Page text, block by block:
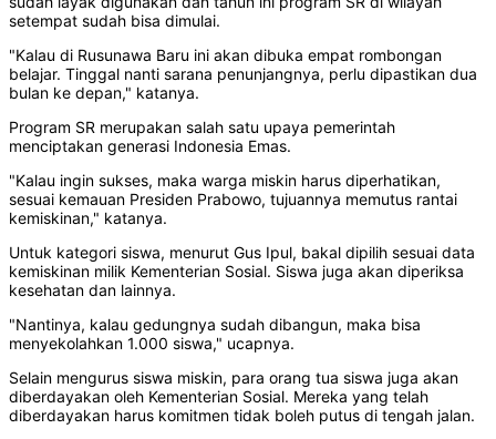
setempat sudah bisa dimulai.
"Kalau di Rusunawa Baru ini akan dibuka empat rombongan
belajar. Tinggal nanti sarana penunjangnya, perlu dipastikan dua
bulan ke depan," katanya.
Program SR merupakan salah satu upaya pemerintah
menciptakan generasi Indonesia Emas.
"Kalau ingin sukses, maka warga miskin harus diperhatikan,
sesuai kemauan Presiden Prabowo, tujuannya memutus rantai
kemiskinan," katanya.
Untuk kategori siswa, menurut Gus Ipul, bakal dipilih sesuai data
kemiskinan milik Kementerian Sosial. Siswa juga akan diperiksa
kesehatan dan lainnya.
"Nantinya, kalau gedungnya sudah dibangun, maka bisa
menyekolahkan 1.000 siswa," ucapnya.
Selain mengurus siswa miskin, para orang tua siswa juga akan
diberdayakan oleh Kementerian Sosial. Mereka yang telah
diberdayakan harus komitmen tidak boleh putus di tengah jalan.